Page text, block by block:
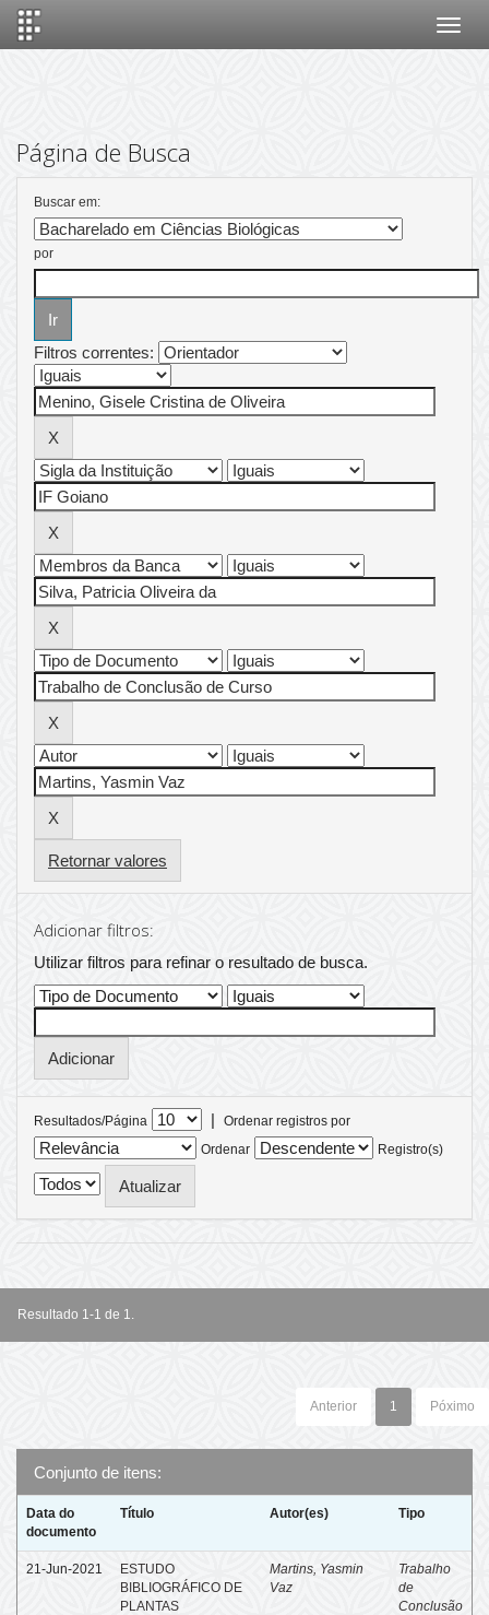
Página de Busca
Buscar em:
por
Filtros correntes:
Retornar valores
Adicionar filtros:
Utilizar filtros para refinar o resultado de busca.
Resultados/Página |
Ordenar registros por
Ordenar
Registro(s)
Resultado 1-1 de 1.
Anterior 1 Póximo
Conjunto de itens:
Data do
documento
Título Autor(es) Tipo
21-Jun-2021
ESTUDO
BIBLIOGRÁFICO DE
PLANTAS
Martins, Yasmin
Vaz
Trabalho
de
Conclusão